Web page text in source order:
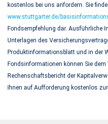
kostenlos bei uns anfordern. Sie
www.stuttgarter.de/
Fondsempfehlung dar. Ausführliche
Unterlagen des
Produktinformationsblatt und in der
Fondsinformationen können Sie
Rechenschaftsbericht der
Ihnen auf Aufforderung kostenlos